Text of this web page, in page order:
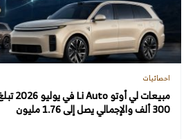
احصائيات
300 ألف والإجمالي يصل إلى 1.76 مليون